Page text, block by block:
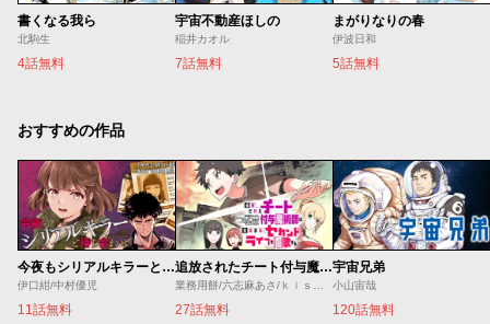
書くなる我ら
北駒生
4話無料
宇宙不動産ほしの
稲井カオル
7話無料
まがりなりの春
伊波日和
5話無料
おすすめの作品
今夜もシリアルキラーと待ち合わせ
伊口紺/中村優児
11話無料
追放されたチート付与魔術師は気ままなセカンドライフを謳歌する。 ～俺は武器だけじゃなく、あらゆるものに『強化ポイント』を付与できるし、俺の意思でいつでも効果を解除できるけど、残った人たち大丈夫？～
27話無料
宇宙兄弟
小山宙哉
120話無料